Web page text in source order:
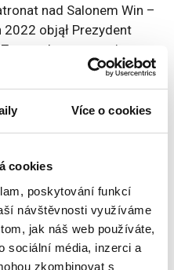
Více o cookies
cookies
poskytování funkcí
návštěvnosti využíváme
jak náš web používáte,
sociální média, inzerci a
zkombinovat s
nad Salonem Win –
objął Prezydent
hetman regionu
Grolich, a obecnie już
Toman.